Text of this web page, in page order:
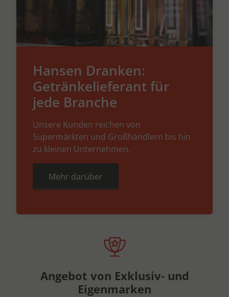
Hansen Dranken:
Getränkelieferant für
jede Branche
Unsere Kunden reichen von
Supermärkten und Großhändlern bis hin
zu kleinen Unternehmen.
Mehr darüber
Angebot von Exklusiv- und
Eigenmarken